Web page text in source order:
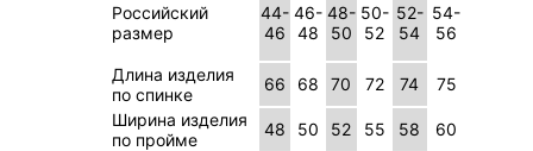
Российский
размер
44-
46
46-
48
48-
50
50-
52
52-
54
54-
56
Длина изделия
по спинке
66 68 70 72 74
75
Ширина изделия
по пройме
48 50 52 55 58
60